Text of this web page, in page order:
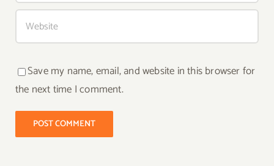
Save my name, email, and website in this browser for
the next time I comment.